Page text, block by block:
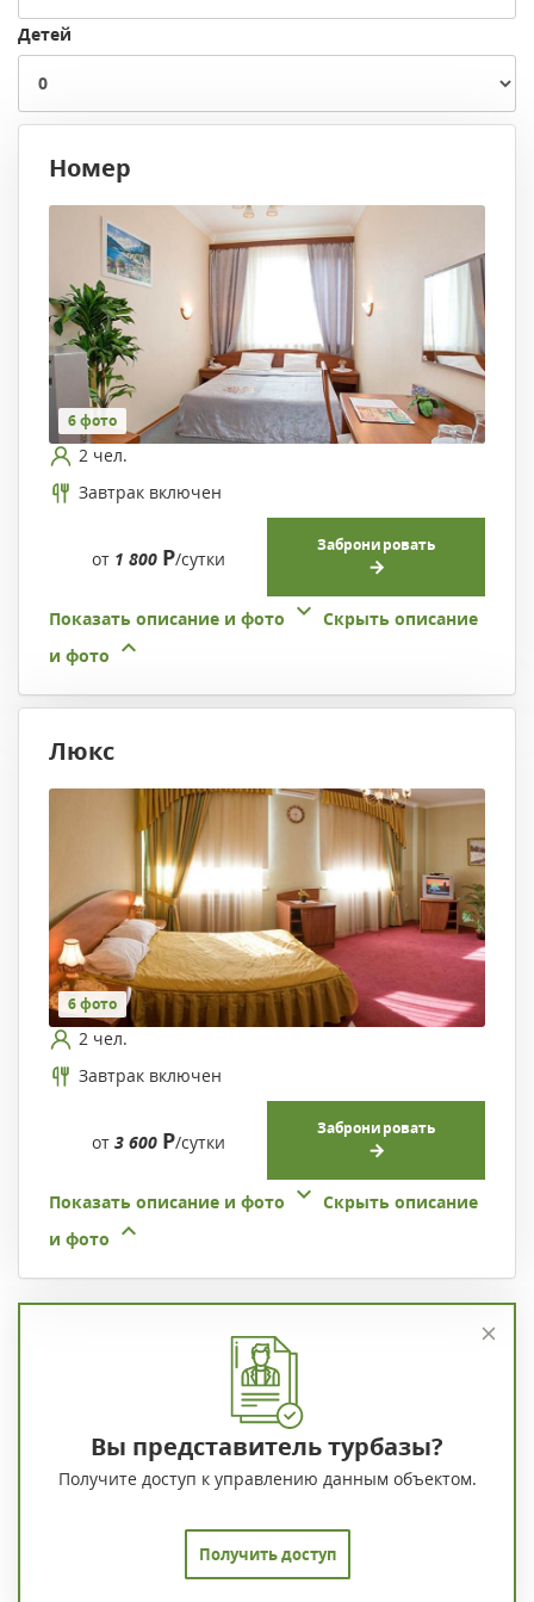
Детей
Номер
6 фото
2 чел.
Завтрак включен
от 1 800 Р/сутки
Забронировать
Показать описание и фото
Скрыть описание
и фото
Люкс
6 фото
2 чел.
Завтрак включен
от 3 600 Р/сутки
Забронировать
Показать описание и фото
Скрыть описание
и фото
Вы представитель турбазы?
Получите доступ к управлению данным объектом.
Получить доступ